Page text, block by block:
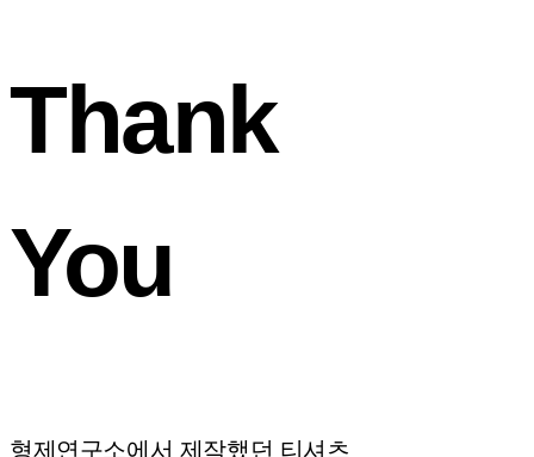
Thank
You
형제연구소에서 제작했던 티셔츠